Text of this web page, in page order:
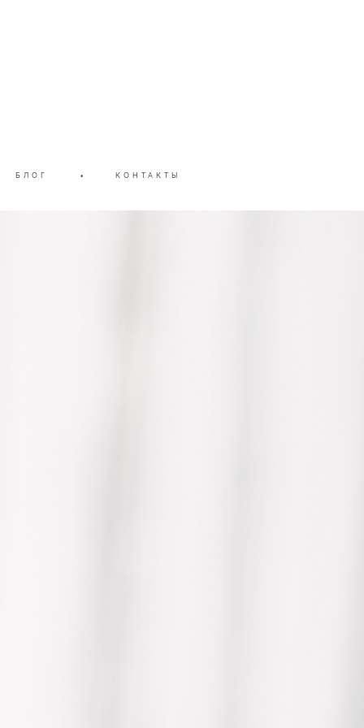
БЛОГ • КОНТАКТЫ